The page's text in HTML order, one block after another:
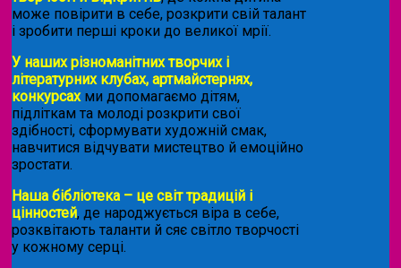
може повірити в себе, розкрити свій талант
і зробити перші кроки до великої мрії.
У наших різноманітних творчих і
літературних клубах, артмайстернях,
конкурсахми допомагаємо дітям,
підліткам та молоді розкрити свої
здібності, сформувати художній смак,
навчитися відчувати мистецтво й емоційно
зростати.
Наша бібліотека – це світ традицій і
цінностей, де народжується віра в себе,
розквітають таланти й сяє світло творчості
у кожному серці.